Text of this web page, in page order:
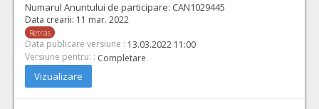
Numarul Anuntului de participare: CAN1029445
Data crearii: 11 mar. 2022
Retras
Data publicare versiune : 13.03.2022 11:00
Versiune pentru: : Completare
Vizualizare